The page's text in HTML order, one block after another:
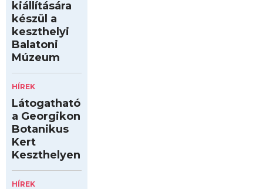
kiállítására
készül a
keszthelyi
Balatoni
Múzeum
HÍREK
Látogatható
a Georgikon
Botanikus
Kert
Keszthelyen
HÍREK